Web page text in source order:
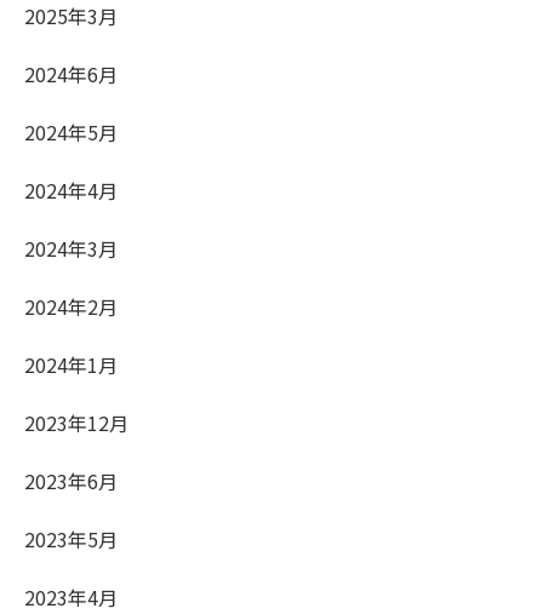
2025年3月
2024年6月
2024年5月
2024年4月
2024年3月
2024年2月
2024年1月
2023年12月
2023年6月
2023年5月
2023年4月